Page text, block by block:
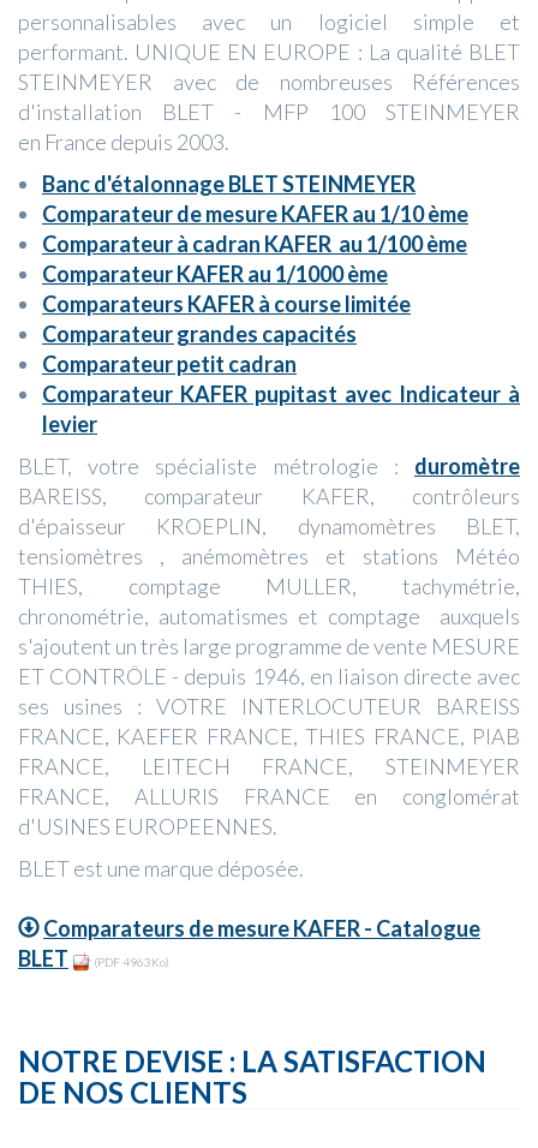
personnalisables avec un logiciel simple et
performant. UNIQUE EN EUROPE : La qualité BLET
STEINMEYER avec de nombreuses Références
d'installation BLET - MFP 100 STEINMEYER
en France depuis 2003.
Banc d'étalonnage BLET STEINMEYER
Comparateur de mesure KAFER au 1/10 ème
Comparateur à cadran KAFER au 1/100 ème
Comparateur KAFER au 1/1000 ème
Comparateurs KAFER à course limitée
Comparateur grandes capacités
Comparateur petit cadran
Comparateur KAFER pupitast avec Indicateur à
levier
BLET, votre spécialiste métrologie : duromètre
BAREISS, comparateur KAFER, contrôleurs
d'épaisseur KROEPLIN, dynamomètres BLET,
tensiomètres , anémomètres et stations Météo
THIES, comptage MULLER, tachymétrie,
chronométrie, automatismes et comptage auxquels
s'ajoutent un très large programme de vente MESURE
ET CONTRÔLE - depuis 1946, en liaison directe avec
ses usines : VOTRE INTERLOCUTEUR BAREISS
FRANCE, KAEFER FRANCE, THIES FRANCE, PIAB
FRANCE, LEITECH FRANCE, STEINMEYER
FRANCE, ALLURIS FRANCE en conglomérat
d'USINES EUROPEENNES.
BLET est une marque déposée.
Comparateurs de mesure KAFER - Catalogue
BLET
(PDF 4963Ko)
NOTRE DEVISE : LA SATISFACTION
DE NOS CLIENTS